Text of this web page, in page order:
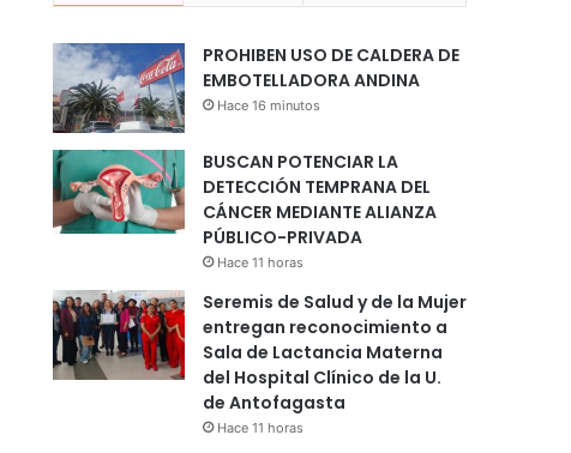
PROHIBEN USO DE CALDERA DE
EMBOTELLADORA ANDINA
Hace 16 minutos
BUSCAN POTENCIAR LA
DETECCIÓN TEMPRANA DEL
CÁNCER MEDIANTE ALIANZA
PÚBLICO-PRIVADA
Hace 11 horas
Seremis de Salud y de la Mujer
entregan reconocimiento a
Sala de Lactancia Materna
del Hospital Clínico de la U.
de Antofagasta
Hace 11 horas